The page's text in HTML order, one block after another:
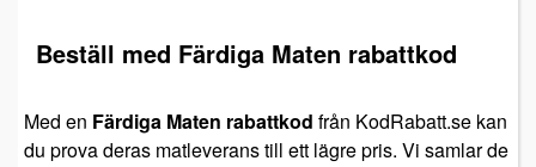
Beställ med Färdiga Maten rabattkod
Med en Färdiga Maten rabattkod från KodRabatt.se kan
du prova deras matleverans till ett lägre pris. Vi samlar de